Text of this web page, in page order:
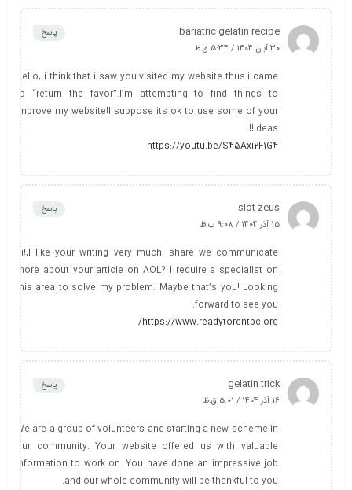
bariatric gelatin recipe
30 آبان 1404 / 5:34 ق.ظ
پاسخ
Hello, i think that i saw you visited my website thus i came
to “return the favor”.I’m attempting to find things to
improve my website!I suppose its ok to use some of your
ideas!!
https://youtu.be/S45Axi2F1G4
slot zeus
15 آذر 1404 / 9:08 ب.ظ
پاسخ
hi!,I like your writing very much! share we communicate
more about your article on AOL? I require a specialist on
this area to solve my problem. Maybe that’s you! Looking
forward to see you.
https://www.readytorentbc.org/
gelatin trick
16 آذر 1404 / 5:01 ق.ظ
پاسخ
We are a group of volunteers and starting a new scheme in
our community. Your website offered us with valuable
information to work on. You have done an impressive job
and our whole community will be thankful to you.